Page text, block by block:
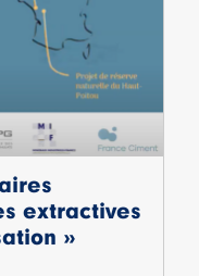
extractives
»